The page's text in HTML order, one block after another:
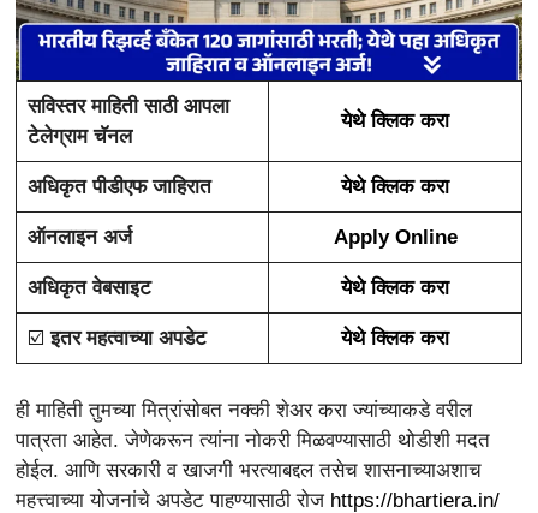
सविस्तर माहिती साठी आपला
टेलेग्राम चॅनल
येथे क्लिक करा
अधिकृत पीडीएफ जाहिरात येथे क्लिक करा
ऑनलाइन अर्ज Apply Online
अधिकृत वेबसाइट येथे क्लिक करा
☑️इतर महत्वाच्या अपडेट येथे क्लिक करा
ही माहिती तुमच्या मित्रांसोबत नक्की शेअर करा ज्यांच्याकडे वरील
पात्रता आहेत. जेणेकरून त्यांना नोकरी मिळवण्यासाठी थोडीशी मदत
होईल. आणि सरकारी व खाजगी भरत्याबद्दल तसेच शासनाच्याअशाच
महत्त्वाच्या योजनांचे अपडेट पाहण्यासाठी रोज https://bhartiera.in/